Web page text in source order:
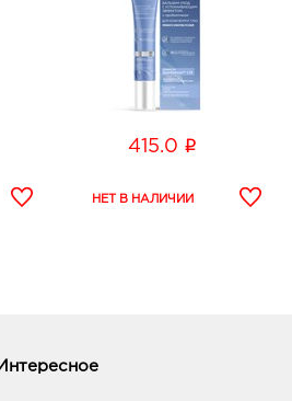
415.0 i
Интересное